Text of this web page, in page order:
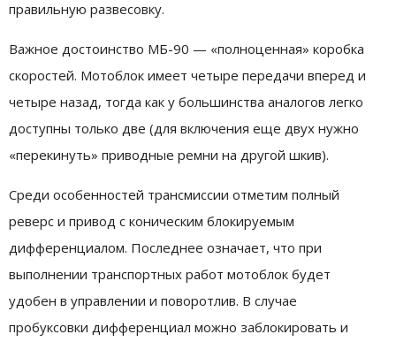
правильную развесовку.
Важное достоинство МБ-90 — «полноценная» коробка
скоростей. Мотоблок имеет четыре передачи вперед и
четыре назад, тогда как у большинства аналогов легко
доступны только две (для включения еще двух нужно
«перекинуть» приводные ремни на другой шкив).
Среди особенностей трансмиссии отметим полный
реверс и привод с коническим блокируемым
дифференциалом. Последнее означает, что при
выполнении транспортных работ мотоблок будет
удобен в управлении и поворотлив. В случае
пробуксовки дифференциал можно заблокировать и